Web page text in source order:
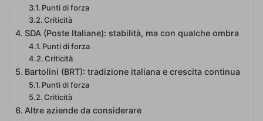
Punti di forza
Criticità
SDA (Poste Italiane): stabilità, ma con qualche ombra
Punti di forza
Criticità
Bartolini (BRT): tradizione italiana e crescita continua
Punti di forza
Criticità
Altre aziende da considerare